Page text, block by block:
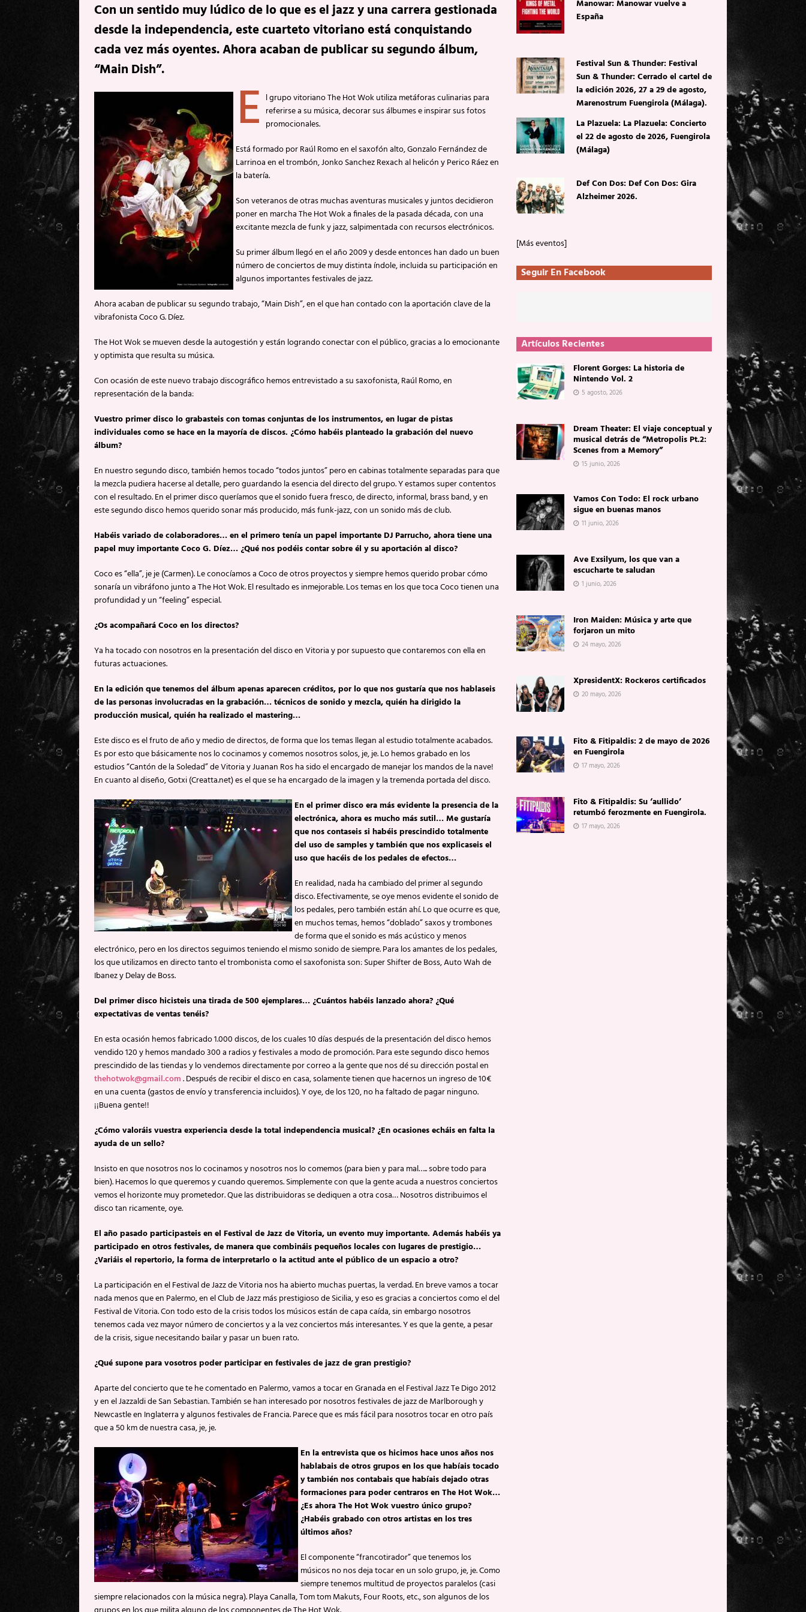
Con un sentido muy lúdico de lo que es el jazz y una carrera gestionada
desde la independencia, este cuarteto vitoriano está conquistando
cada vez más oyentes. Ahora acaban de publicar su segundo álbum,
“Main Dish”.
E l grupo vitoriano The Hot Wok utiliza metáforas culinarias para
referirse a su música, decorar sus álbumes e inspirar sus fotos
promocionales.
Está formado por Raúl Romo en el saxofón alto, Gonzalo Fernández de
Larrinoa en el trombón, Jonko Sanchez Rexach al helicón y Perico Ráez en
la batería.
Son veteranos de otras muchas aventuras musicales y juntos decidieron
poner en marcha The Hot Wok a finales de la pasada década, con una
excitante mezcla de funk y jazz, salpimentada con recursos electrónicos.
Su primer álbum llegó en el año 2009 y desde entonces han dado un buen
número de conciertos de muy distinta índole, incluida su participación en
algunos importantes festivales de jazz.
Ahora acaban de publicar su segundo trabajo, “Main Dish”, en el que han contado con la aportación clave de la
vibrafonista Coco G. Díez.
The Hot Wok se mueven desde la autogestión y están logrando conectar con el público, gracias a lo emocionante
y optimista que resulta su música.
Con ocasión de este nuevo trabajo discográfico hemos entrevistado a su saxofonista, Raúl Romo, en
representación de la banda:
Vuestro primer disco lo grabasteis con tomas conjuntas de los instrumentos, en lugar de pistas
individuales como se hace en la mayoría de discos. ¿Cómo habéis planteado la grabación del nuevo
álbum?
En nuestro segundo disco, también hemos tocado “todos juntos” pero en cabinas totalmente separadas para que
la mezcla pudiera hacerse al detalle, pero guardando la esencia del directo del grupo. Y estamos super contentos
con el resultado. En el primer disco queríamos que el sonido fuera fresco, de directo, informal, brass band, y en
este segundo disco hemos querido sonar más producido, más funk-jazz, con un sonido más de club.
Habéis variado de colaboradores… en el primero tenía un papel importante DJ Parrucho, ahora tiene una
papel muy importante Coco G. Díez… ¿Qué nos podéis contar sobre él y su aportación al disco?
Coco es “ella”, je je (Carmen). Le conocíamos a Coco de otros proyectos y siempre hemos querido probar cómo
sonaría un vibráfono junto a The Hot Wok. El resultado es inmejorable. Los temas en los que toca Coco tienen una
profundidad y un “feeling” especial.
¿Os acompañará Coco en los directos?
Ya ha tocado con nosotros en la presentación del disco en Vitoria y por supuesto que contaremos con ella en
futuras actuaciones.
En la edición que tenemos del álbum apenas aparecen créditos, por lo que nos gustaría que nos hablaseis
de las personas involucradas en la grabación… técnicos de sonido y mezcla, quién ha dirigido la
producción musical, quién ha realizado el mastering…
Este disco es el fruto de año y medio de directos, de forma que los temas llegan al estudio totalmente acabados.
Es por esto que básicamente nos lo cocinamos y comemos nosotros solos, je, je. Lo hemos grabado en los
estudios “Cantón de la Soledad” de Vitoria y Juanan Ros ha sido el encargado de manejar los mandos de la nave!
En cuanto al diseño, Gotxi (Creatta.net) es el que se ha encargado de la imagen y la tremenda portada del disco.
En el primer disco era más evidente la presencia de la
electrónica, ahora es mucho más sutil… Me gustaría
que nos contaseis si habéis prescindido totalmente
del uso de samples y también que nos explicaseis el
uso que hacéis de los pedales de efectos…
En realidad, nada ha cambiado del primer al segundo
disco. Efectivamente, se oye menos evidente el sonido de
los pedales, pero también están ahí. Lo que ocurre es que,
en muchos temas, hemos “doblado” saxos y trombones
de forma que el sonido es más acústico y menos
electrónico, pero en los directos seguimos teniendo el mismo sonido de siempre. Para los amantes de los pedales,
los que utilizamos en directo tanto el trombonista como el saxofonista son: Super Shifter de Boss, Auto Wah de
Ibanez y Delay de Boss.
Del primer disco hicisteis una tirada de 500 ejemplares… ¿Cuántos habéis lanzado ahora? ¿Qué
expectativas de ventas tenéis?
En esta ocasión hemos fabricado 1.000 discos, de los cuales 10 días después de la presentación del disco hemos
vendido 120 y hemos mandado 300 a radios y festivales a modo de promoción. Para este segundo disco hemos
prescindido de las tiendas y lo vendemos directamente por correo a la gente que nos dé su dirección postal en
thehotwok@gmail.com. Después de recibir el disco en casa, solamente tienen que hacernos un ingreso de 10€
en una cuenta (gastos de envío y transferencia incluidos). Y oye, de los 120, no ha faltado de pagar ninguno.
¡¡Buena gente!!
¿Cómo valoráis vuestra experiencia desde la total independencia musical? ¿En ocasiones echáis en falta la
ayuda de un sello?
Insisto en que nosotros nos lo cocinamos y nosotros nos lo comemos (para bien y para mal….. sobre todo para
bien). Hacemos lo que queremos y cuando queremos. Simplemente con que la gente acuda a nuestros conciertos
vemos el horizonte muy prometedor. Que las distribuidoras se dediquen a otra cosa… Nosotros distribuimos el
disco tan ricamente, oye.
El año pasado participasteis en el Festival de Jazz de Vitoria, un evento muy importante. Además habéis ya
participado en otros festivales, de manera que combináis pequeños locales con lugares de prestigio…
¿Variáis el repertorio, la forma de interpretarlo o la actitud ante el público de un espacio a otro?
La participación en el Festival de Jazz de Vitoria nos ha abierto muchas puertas, la verdad. En breve vamos a tocar
nada menos que en Palermo, en el Club de Jazz más prestigioso de Sicilia, y eso es gracias a conciertos como el del
Festival de Vitoria. Con todo esto de la crisis todos los músicos están de capa caída, sin embargo nosotros
tenemos cada vez mayor número de conciertos y a la vez conciertos más interesantes. Y es que la gente, a pesar
de la crisis, sigue necesitando bailar y pasar un buen rato.
¿Qué supone para vosotros poder participar en festivales de jazz de gran prestigio?
Aparte del concierto que te he comentado en Palermo, vamos a tocar en Granada en el Festival Jazz Te Digo 2012
y en el Jazzaldi de San Sebastian. También se han interesado por nosotros festivales de jazz de Marlborough y
Newcastle en Inglaterra y algunos festivales de Francia. Parece que es más fácil para nosotros tocar en otro país
que a 50 km de nuestra casa, je, je.
En la entrevista que os hicimos hace unos años nos
hablabais de otros grupos en los que habíais tocado
y también nos contabais que habíais dejado otras
formaciones para poder centraros en The Hot Wok…
¿Es ahora The Hot Wok vuestro único grupo?
¿Habéis grabado con otros artistas en los tres
últimos años?
El componente “francotirador” que tenemos los
músicos no nos deja tocar en un solo grupo, je, je. Como
siempre tenemos multitud de proyectos paralelos (casi
siempre relacionados con la música negra). Playa Canalla, Tom tom Makuts, Four Roots, etc., son algunos de los
Manowar: Manowar vuelve a
España
Festival Sun & Thunder: Festival
Sun & Thunder: Cerrado el cartel de
la edición 2026, 27 a 29 de agosto,
Marenostrum Fuengirola (Málaga).
La Plazuela: La Plazuela: Concierto
el 22 de agosto de 2026, Fuengirola
(Málaga)
Def Con Dos: Def Con Dos: Gira
Alzheimer 2026.
[Más eventos]
Seguir En Facebook
Artículos Recientes
Florent Gorges: La historia de
Nintendo Vol. 2
5 agosto, 2026
Dream Theater: El viaje conceptual y
musical detrás de “Metropolis Pt.2:
Scenes from a Memory”
15 junio, 2026
Vamos Con Todo: El rock urbano
sigue en buenas manos
11 junio, 2026
Ave Exsilyum, los que van a
escucharte te saludan
1 junio, 2026
Iron Maiden: Música y arte que
forjaron un mito
24 mayo, 2026
XpresidentX: Rockeros certificados
20 mayo, 2026
Fito & Fitipaldis: 2 de mayo de 2026
en Fuengirola
17 mayo, 2026
Fito & Fitipaldis: Su ‘aullido’
retumbó ferozmente en Fuengirola.
17 mayo, 2026